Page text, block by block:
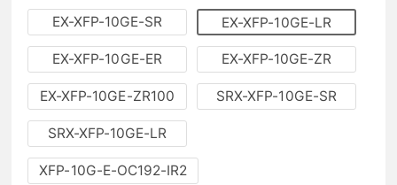
EX-XFP-10GE-SR EX-XFP-10GE-LR
EX-XFP-10GE-ER EX-XFP-10GE-ZR
EX-XFP-10GE-ZR100 SRX-XFP-10GE-SR
SRX-XFP-10GE-LR
XFP-10G-E-OC192-IR2